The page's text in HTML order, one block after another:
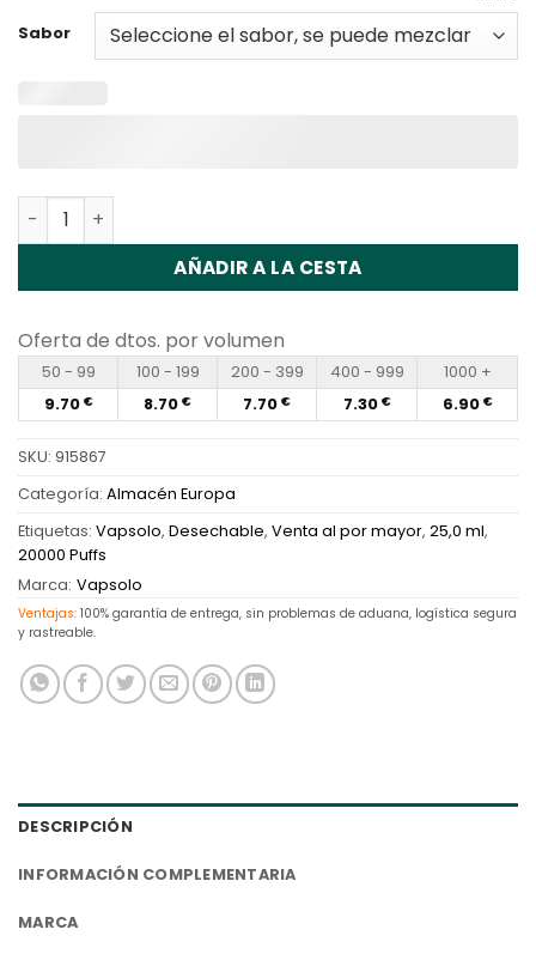
Sabor
Cantidad Vapsolo Twins Pro 50000 Puffs Disposable
AÑADIR A LA CESTA
Oferta de dtos. por volumen
50 - 99 100 - 199 200 - 399 400 - 999
1000 +
9.70 € 8.70 € 7.70 € 7.30 € 6.90 €
SKU: 915867
Categoría: Almacén Europa
Etiquetas: Vapsolo, Desechable, Venta al por mayor, 25,0 ml,
20000 Puffs
Marca: Vapsolo
Ventajas: 100% garantía de entrega, sin problemas de aduana, logística segura
y rastreable.
DESCRIPCIÓN
INFORMACIÓN COMPLEMENTARIA
MARCA